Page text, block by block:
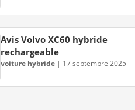
Avis Volvo XC60 hybride
rechargeable
voiture hybride | 17 septembre 2025